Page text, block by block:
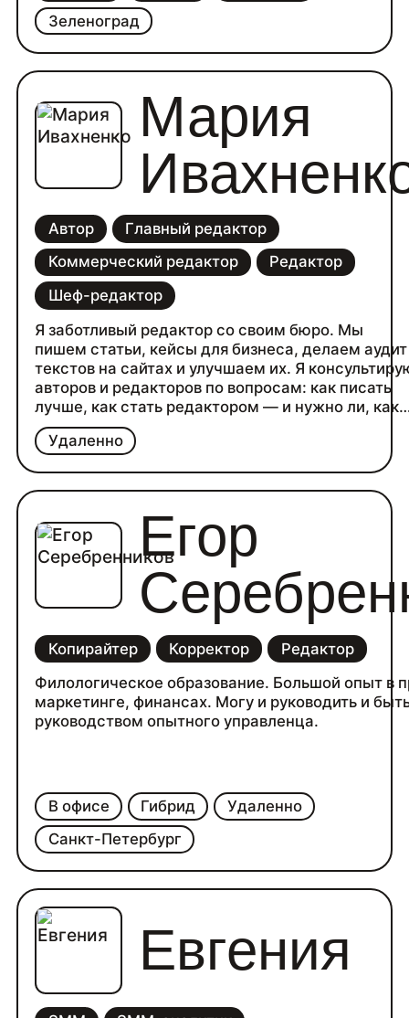
Зеленоград
— пишу статьи на любые темы,
— разрабатываю тексты для сайтов,
— редактирую тексты, оцениваю их
— пишу посты для соцсетей и контент-планы,
— разрабатываю коммерческие предложения о
сотрудничестве
Удаленно
Мария
Автор
Главный редактор
Коммерческий редактор
Редактор
Шеф-редактор
Я заботливый редактор со своим бюро. Мы
пишем статьи, кейсы для бизнеса, делаем аудит
текстов на сайтах и улучшаем их. Я
авторов и редакторов по вопросам: как писать
лучше, как стать редактором — и нужно ли, как
не раниться об обратную связь и сохранять
уверенность в себе. Дружу с клиентами,
Работала редактором на онлайн-маркете
«Ярмарка Мастеров», во франчайзи 1С
решения», шефредом в «Бизнес-секретах».
Обращайтесь за живыми интересными кейсами
бережными консультациями!
В офисе Гибрид
Удаленно
Санкт-Петербург
Егор
Копирайтер Корректор
Редактор
Филологическое образование. Большой опыт в
маркетинге, финансах. Могу и руководить и
руководством опытного управленца.
Евгения